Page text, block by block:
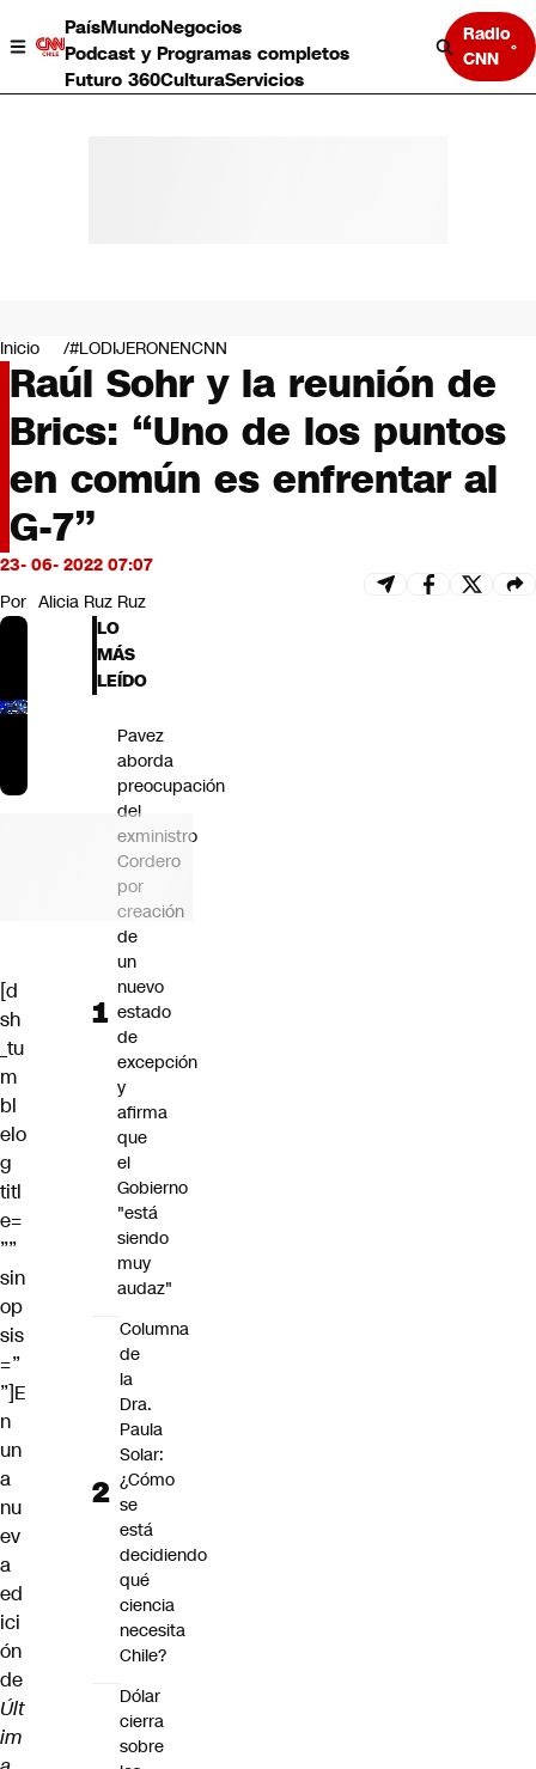
PaísMundoNegocios
Podcast y Programas completos
Futuro 360CulturaServicios
Radio
CNN
Negocios
Deportes
Programas completos
Cultura
Servicios
Bits
CNN tiempo
Futuro 360
Inicio #LODIJERONENCNN
Raúl Sohr y la reunión de
Brics: “Uno de los puntos
en común es enfrentar al
G-7”
23- 06- 2022 07:07
Por Alicia Ruz Ruz
[d
sh
_tu
m
bl
elo
g
titl
e=
””
sin
op
sis
=”
”]E
n
un
a
nu
ev
a
ed
ici
ón
de
Últ
im
LO
MÁS
LEÍDO
Pavez
aborda
preocupación
del
exministro
Cordero
por
creación
de
un
nuevo
estado
de
excepción
y
afirma
que
el
Gobierno
"está
siendo
muy
audaz"
Columna
de
la
Dra.
Paula
Solar:
¿Cómo
se
está
decidiendo
qué
ciencia
necesita
Chile?
Dólar
cierra
sobre